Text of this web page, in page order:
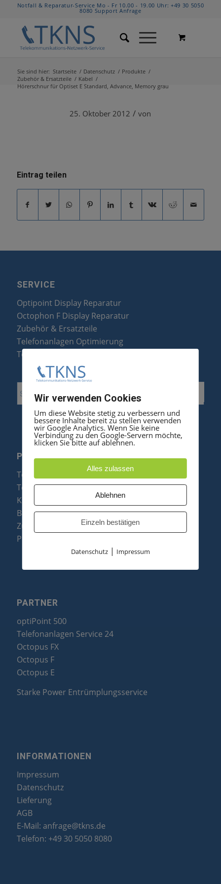
Notfall & Reparatur-Service Mo - Fr 10.00 - 19.00 Uhr:+49 30 5050
8080 Support Anfrage
Sie sind hier: Startseite / Datenschutz / Produkte /
Zubehör & Ersatzteile / Kabel /
Hörerschnur für Optiset E Standard, Advance, Memory grau
25. Oktober 2012 / von
Eintrag teilen
SERVICE
Optipoint Display Reparatur
Octophon F Display Reparatur
Zubehör & Ersatzteile
Telefonanlagen Optimierung
Telefonanlagen Erweiterung
PRODUKTE
Telefonanlagen
Telefone
Konftel Konferenztelefone
Baugruppen
Zubehör & Ersatzteile
Produktzusammenfassung
PARTNER
optiPoint 500
Telefonanlagen Service 24
Octopus FX
Octopus F
Octopus E
Starke Power Entrümplungsservice
INFORMATIONEN
Impressum
Datenschutz
Lieferung
AGB
E-Mail: anfrage@tkns.de
Telefon: +49 30 5050 8080
Wir verwenden Cookies
Um diese Website stetig zu verbessern und
bessere Inhalte bereit zu stellen verwenden
wir Google Analytics. Wenn Sie keine
Verbindung zu den Google-Servern möchte,
klicken Sie bitte auf ablehnen.
Alles zulassen
Ablehnen
Einzeln bestätigen
Datenschutz| Impressum